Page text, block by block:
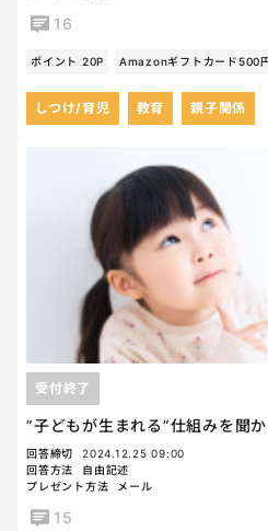
16
ポイント 20P Amazonギフトカード500
しつけ/育児 教育 親子関係
”子どもが生まれる”仕組みを聞
受付終了
回答締切
2024.12.25 09:00
回答方法
自由記述
プレゼント方法
メール
15